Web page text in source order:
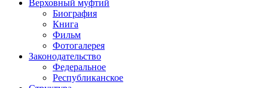
Верховный муфтий
Биография
Книга
Фильм
Фотогалерея
Законодательство
Федеральное
Республиканское